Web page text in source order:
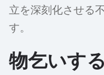
立を深刻化させる
す。
物乞いす